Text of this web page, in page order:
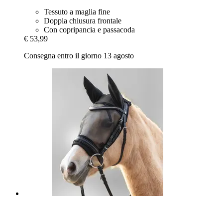
Tessuto a maglia fine
Doppia chiusura frontale
Con copripancia e passacoda
€ 53,99
Consegna entro il giorno 13 agosto